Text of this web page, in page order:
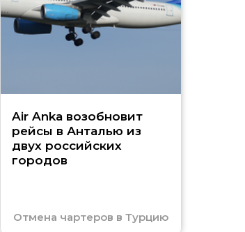
Air Anka возобновит
рейсы в Анталью из
двух российских
городов
Отмена чартеров в Турцию